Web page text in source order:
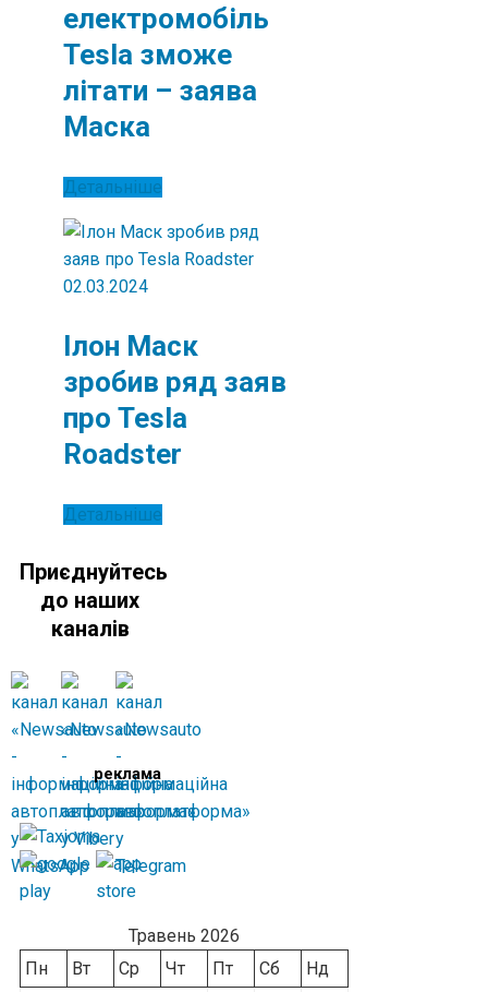
електромобіль
Tesla зможе
літати – заява
Маска
Детальніше
02.03.2024
Ілон Маск
зробив ряд заяв
про Tesla
Roadster
Детальніше
Приєднуйтесь
до наших
каналів
реклама
Травень 2026
Пн
Вт Ср Чт Пт Сб Нд